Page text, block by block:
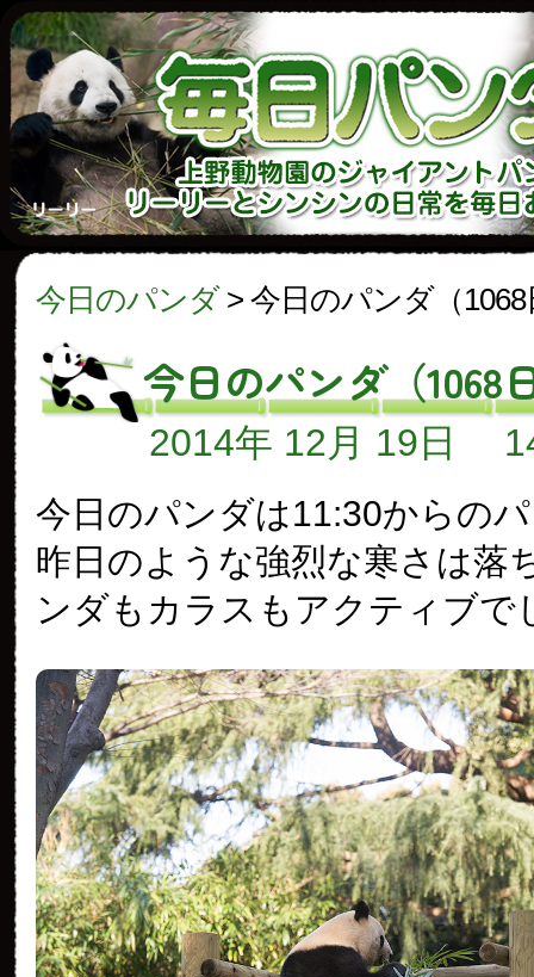
今日のパンダ> 今日のパンダ（1068
今日のパンダ（1068
2014年 12月 19日
今日のパンダは11:30からの
昨日のような強烈な寒さは落
ンダもカラスもアクティブで